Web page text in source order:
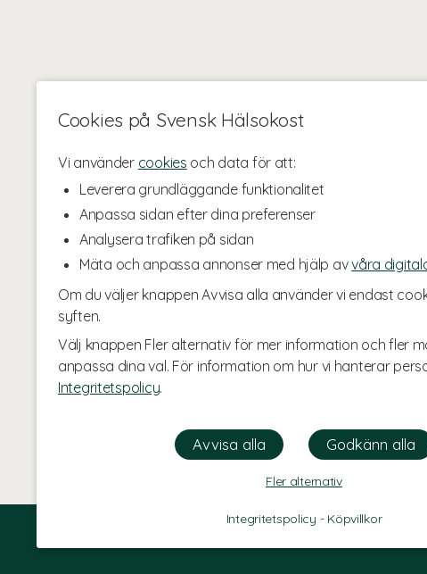
Cookies på Svensk Hälsokost
Vi använder cookies och data för att:
Leverera grundläggande funktionalitet
Anpassa sidan efter dina preferenser
Analysera trafiken på sidan
Mäta och anpassa annonser med hjälp avvåra
Om du väljer knappen Avvisa alla använder vi endast
syften.
Välj knappen Fler alternativ för mer information och fler
anpassa dina val. För information om hur vi hanterar
Integritetspolicy.
Fler alternativ
Integritetspolicy - Köpvillkor